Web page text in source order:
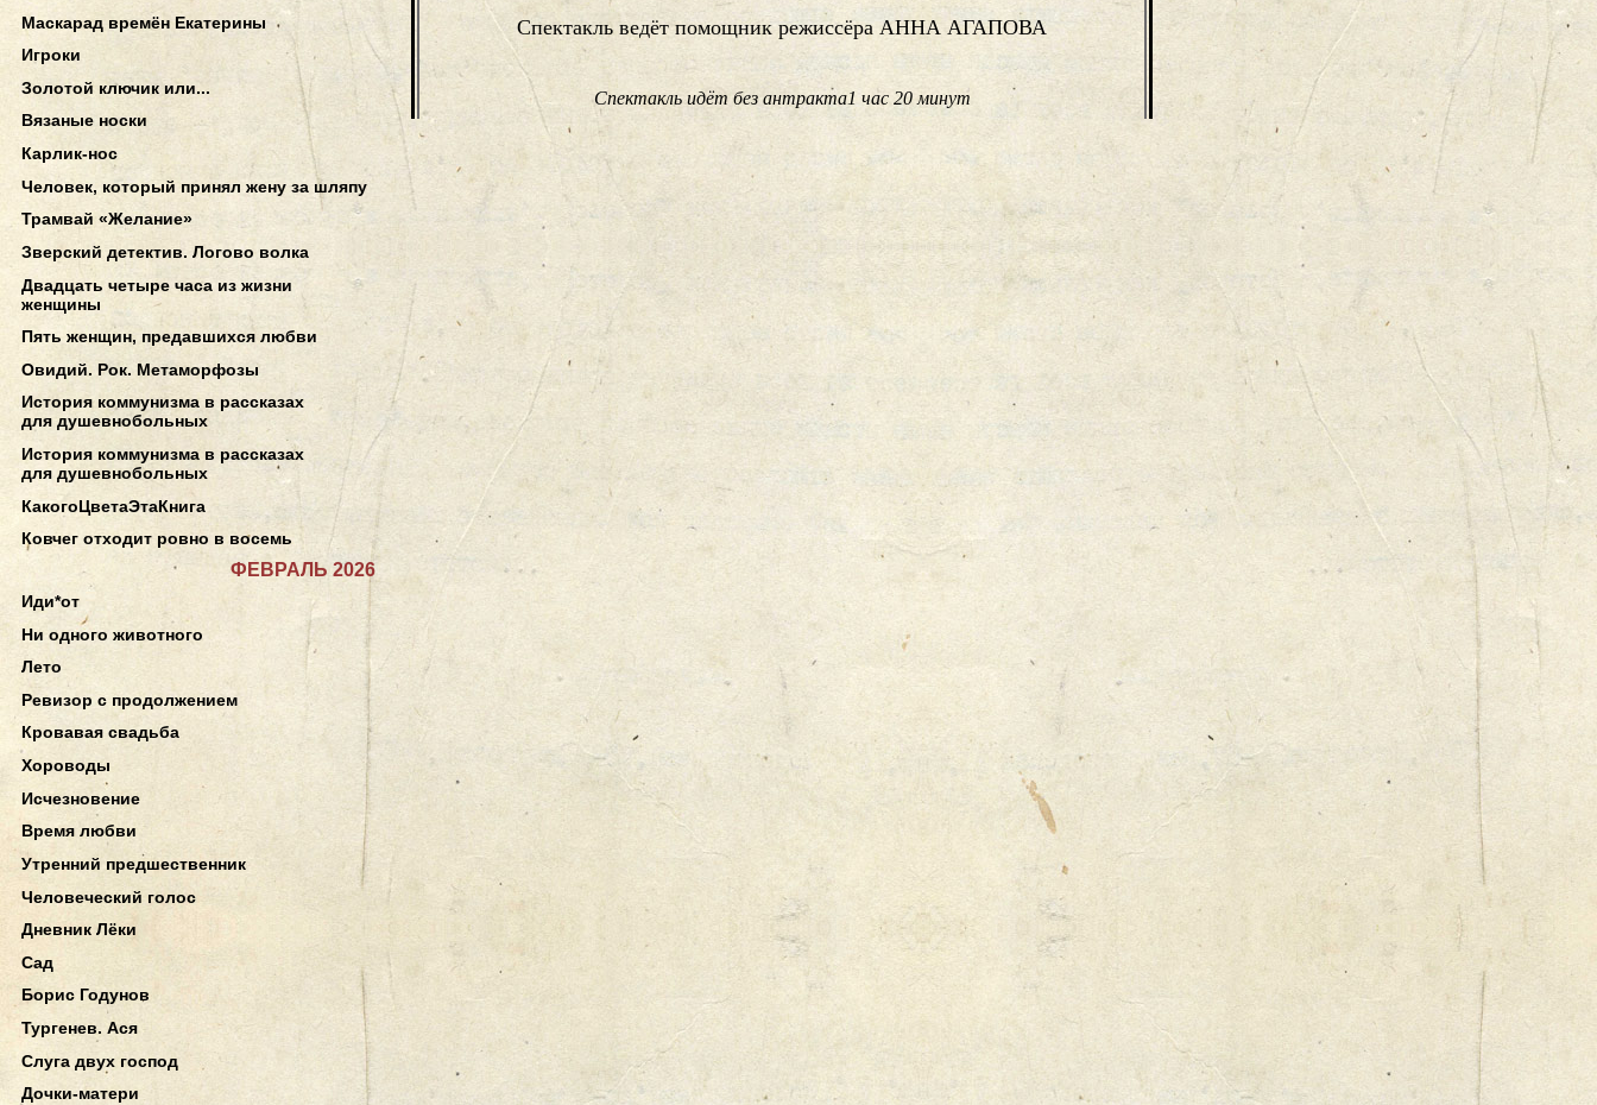
Спектакль ведёт помощник режиссёра АННА АГАПОВА
Спектакль идёт без антракта1 час 20 минут
Маскарад времён Екатерины
Игроки
Золотой ключик или...
Вязаные носки
Карлик-нос
Человек, который принял жену за шляпу
Трамвай «Желание»
Зверский детектив. Логово волка
Двадцать четыре часа из жизни
женщины
Пять женщин, предавшихся любви
Овидий. Рок. Метаморфозы
История коммунизма в рассказах
для душевнобольных
История коммунизма в рассказах
для душевнобольных
КакогоЦветаЭтаКнига
Ковчег отходит ровно в восемь
ФЕВРАЛЬ 2026
Иди*от
Ни одного животного
Лето
Ревизор с продолжением
Кровавая свадьба
Хороводы
Исчезновение
Время любви
Утренний предшественник
Человеческий голос
Дневник Лёки
Сад
Борис Годунов
Тургенев. Ася
Слуга двух господ
Дочки-матери